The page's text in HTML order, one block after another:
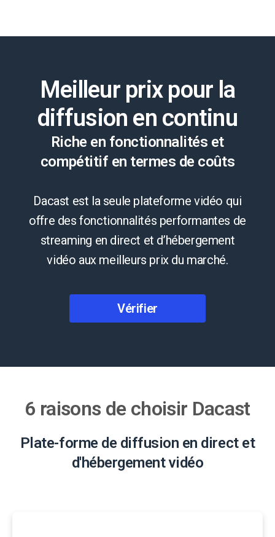
Meilleur prix pour la
diffusion en continu
Riche en fonctionnalités et
compétitif en termes de coûts
Dacast est la seule plateforme vidéo qui
offre des fonctionnalités performantes de
streaming en direct et d’hébergement
vidéo aux meilleurs prix du marché.
Vérifier
6 raisons de choisir Dacast
Plate-forme de diffusion en direct et
d'hébergement vidéo